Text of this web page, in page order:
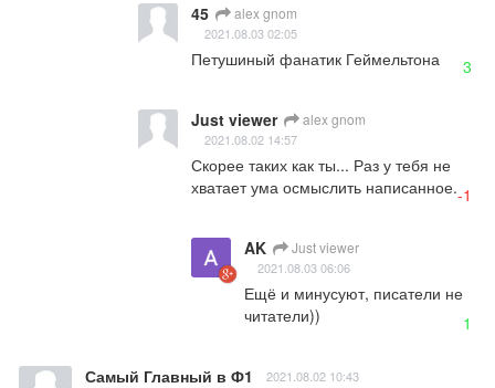
45 alex gnom
2021.08.03 02:05
Петушиный фанатик Геймельтона 3
Just viewer alex gnom
2021.08.02 14:57
Скорее таких как ты... Раз у тебя не
хватает ума осмыслить написанное.-1
AK Just viewer
2021.08.03 06:06
Ещё и минусуют, писатели не
читатели))
1
Самый Главный в Ф1 2021.08.02 10:43